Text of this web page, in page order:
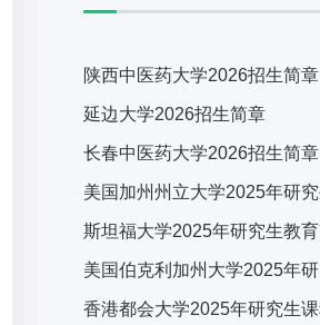
陕西中医药大学2026招生简章
延边大学2026招生简章
长春中医药大学2026招生简章